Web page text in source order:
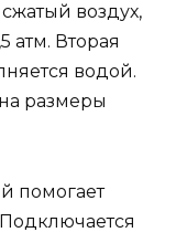
воздух,
атм. Вторая
водой.
размеры
помогает